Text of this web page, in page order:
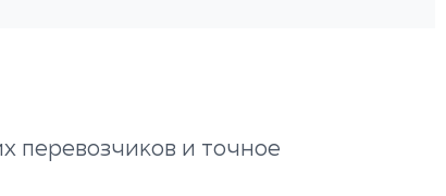
перевозчиков и точное